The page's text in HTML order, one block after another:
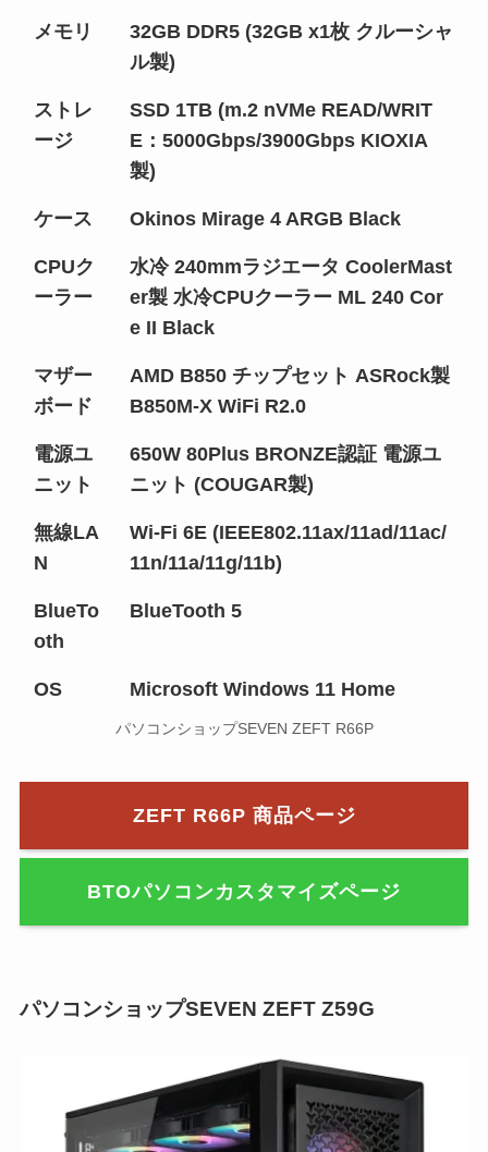
メモリ
32GB DDR5 (32GB x1枚 クルーシャ
ル製)
ストレ
ージ
SSD 1TB (m.2 nVMe READ/WRIT
E：5000Gbps/3900Gbps KIOXIA
製)
ケース Okinos Mirage 4 ARGB Black
CPUク
ーラー
水冷 240mmラジエータ CoolerMast
er製 水冷CPUクーラー ML 240 Cor
e II Black
マザー
ボード
AMD B850 チップセット ASRock製
B850M-X WiFi R2.0
電源ユ
ニット
650W 80Plus BRONZE認証 電源ユ
ニット (COUGAR製)
無線LA
N
Wi-Fi 6E (IEEE802.11ax/11ad/11ac/
11n/11a/11g/11b)
BlueTo
oth
BlueTooth 5
OS Microsoft Windows 11 Home
パソコンショップSEVEN ZEFT R66P
ZEFT R66P 商品ページ
BTOパソコンカスタマイズページ
パソコンショップSEVEN ZEFT Z59G